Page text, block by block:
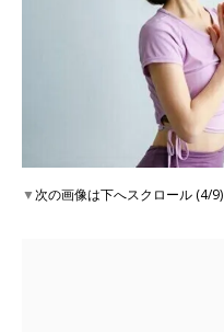
▼次の画像は下へスクロール (4/9)